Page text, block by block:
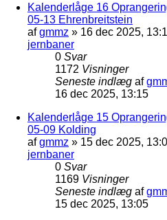
Kalenderlåge 16
05-13 Ehrenbreitstein
afgmmz » 16 dec 2025,
jernbaner
0 Svar
1172 Visninger
Seneste indlæg af
16 dec 2025, 13:15
Kalenderlåge 15
05-09 Kolding
afgmmz » 15 dec 2025,
jernbaner
0 Svar
1169 Visninger
Seneste indlæg af
15 dec 2025, 13:05